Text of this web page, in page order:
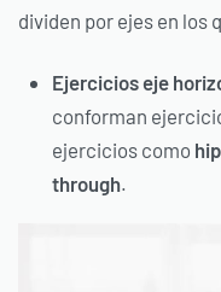
dividen por ejes en los
Ejercicios eje
conforman
ejercicios como
through.